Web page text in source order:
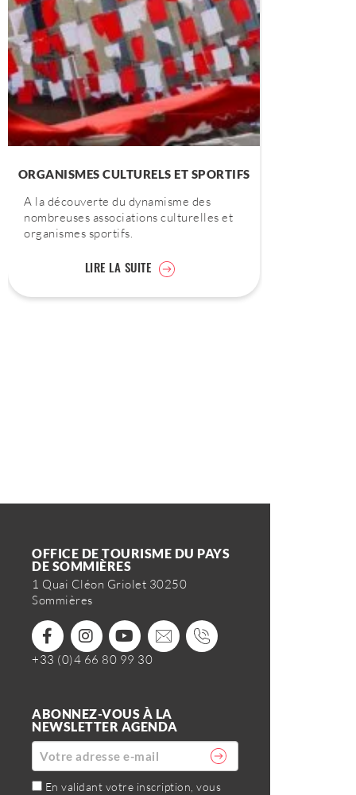
ORGANISMES CULTURELS ET SPORTIFS
A la découverte du dynamisme des
nombreuses associations culturelles et
organismes sportifs.
LIRE LA SUITE
OFFICE DE TOURISME DU PAYS
DE SOMMIÈRES
1 Quai Cléon Griolet 30250
Sommières
+33 (0)4 66 80 99 30
ABONNEZ-VOUS À LA
NEWSLETTER AGENDA
En validant votre inscription, vous